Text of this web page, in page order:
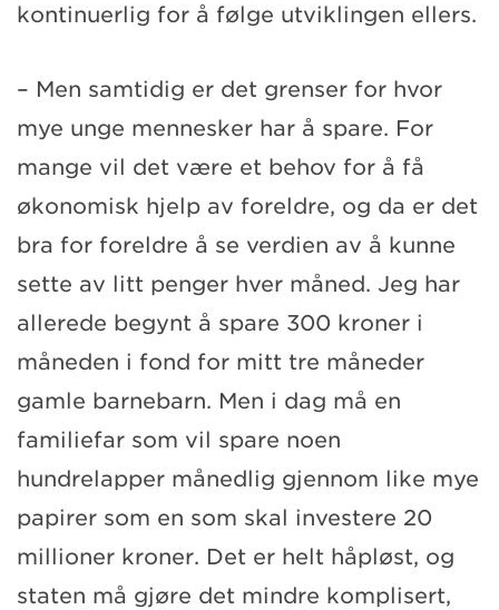
kontinuerlig for å følge utviklingen ellers.
– Men samtidig er det grenser for hvor
mye unge mennesker har å spare. For
mange vil det være et behov for å få
økonomisk hjelp av foreldre, og da er det
bra for foreldre å se verdien av å kunne
sette av litt penger hver måned. Jeg har
allerede begynt å spare 300 kroner i
måneden i fond for mitt tre måneder
gamle barnebarn. Men i dag må en
familiefar som vil spare noen
hundrelapper månedlig gjennom like mye
papirer som en som skal investere 20
millioner kroner. Det er helt håpløst, og
staten må gjøre det mindre komplisert,